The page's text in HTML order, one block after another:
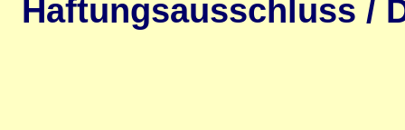
Haftungsausschluss /